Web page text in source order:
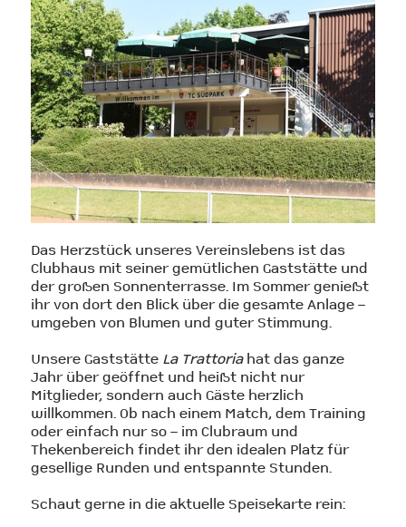
Das Herzstück unseres Vereinslebens ist das
Clubhaus mit seiner gemütlichen Gaststätte und
der großen Sonnenterrasse. Im Sommer genießt
ihr von dort den Blick über die gesamte Anlage –
umgeben von Blumen und guter Stimmung.
Unsere Gaststätte La Trattoriahat das ganze
Jahr über geöffnet und heißt nicht nur
Mitglieder, sondern auch Gäste herzlich
willkommen. Ob nach einem Match, dem Training
oder einfach nur so – im Clubraum und
Thekenbereich findet ihr den idealen Platz für
gesellige Runden und entspannte Stunden.
Schaut gerne in die aktuelle Speisekarte rein: